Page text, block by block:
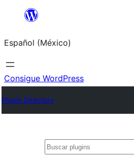
Saltar
contenido
Español (México)
Consigue WordPress
Plugin Directory
Buscar